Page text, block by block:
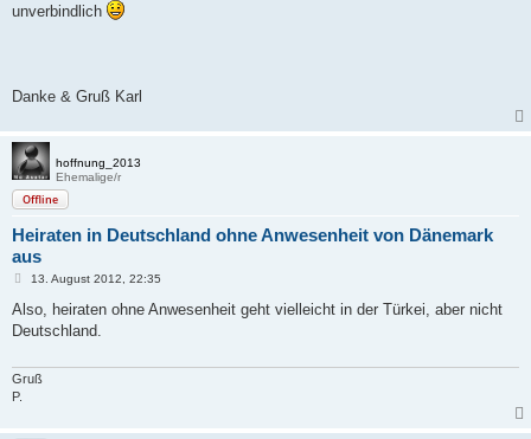
unverbindlich
Danke & Gruß Karl
hoffnung_2013
Ehemalige/r
Offline
Heiraten in Deutschland ohne Anwesenheit von Dänemark
aus
B
i
r
13. August 2012, 22:35
Also, heiraten ohne Anwesenheit geht vielleicht in der Türkei, aber nicht
Deutschland.
Gruß
P.